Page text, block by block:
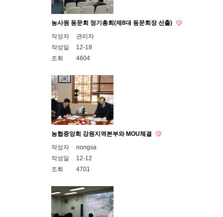
농사원 동문회 정기총회(제8대 동문회장 선출)
작성자
관리자
작성일
12-18
조회
4604
농협중앙회 강원지역본부와 MOU체결
작성자
nongsa
작성일
12-12
조회
4701